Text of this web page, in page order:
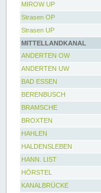
MIROW UP
Strasen OP
Strasen UP
MITTELLANDKANAL
ANDERTEN OW
ANDERTEN UW
BAD ESSEN
BERENBUSCH
BRAMSCHE
BROXTEN
HAHLEN
HALDENSLEBEN
HANN. LIST
HÖRSTEL
KANALBRÜCKE